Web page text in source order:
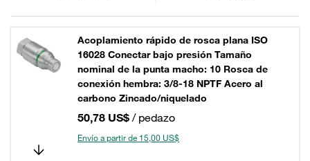
Acoplamiento rápido de rosca plana ISO
16028 Conectar bajo presión Tamaño
nominal de la punta macho: 10 Rosca de
conexión hembra: 3/8-18 NPTF Acero al
carbono Zincado/niquelado
50,78 US$ / pedazo
Envío a partir de 15,00 US$